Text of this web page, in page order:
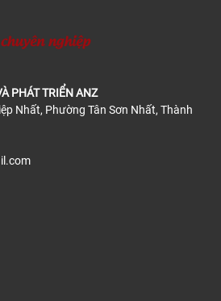
PHÁT TRIỂN ANZ
Nhất, Phường Tân Sơn Nhất, Thành